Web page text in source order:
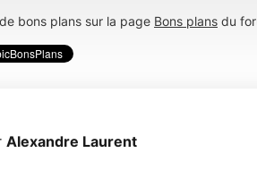
bons plans sur la page Bons plans du
Alexandre Laurent